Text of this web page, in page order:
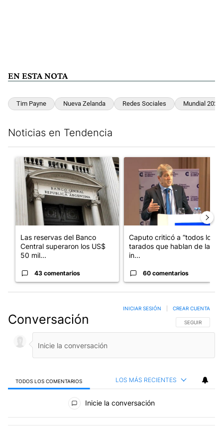
EN ESTA NOTA
Tim Payne Nueva Zelanda Redes Sociales Mundial 2026
Noticias en Tendencia
Un artículo de tendencia con el título "Las reservas del Banco
Las reservas del Banco
Central superaron los US$
50 mil...
43 comentarios
Caputo criticó a “todos los
tarados que hablan de la
in...
60 comentarios
Conversación SIGA ESTA
SEGUIR
INICIAR SESIÓN CREAR CUENTA
TODOS LOS COMENTARIOS LOS MÁS RECIENTES
Todos los comentarios
Inicie la conversación